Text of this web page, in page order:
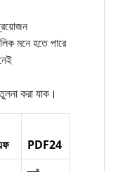
মনে হতে পারে
করা যাক।
PDF24